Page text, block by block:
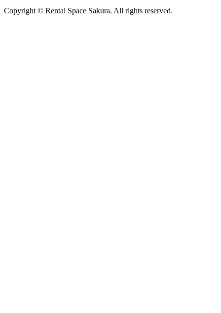
Copyright © Rental Space Sakura. All rights reserved.